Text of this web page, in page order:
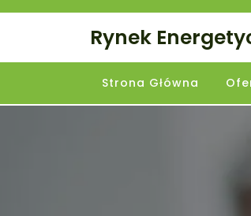
Skip
Rynek
Strona Główna